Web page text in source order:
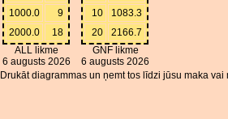
1000.0
9
2000.0
18
ALL likme
6 augusts 2026
10
1083.3
20
2166.7
GNF likme
6 augusts 2026
Drukāt diagrammas un ņemt tos līdzi jūsu maka vai